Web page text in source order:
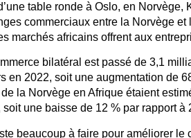
table ronde à Oslo, en
commerciaux entre la Norvège et
marchés africains offrent aux
bilatéral est passé de 3,1
en 2022, soit une augmentation de
de la Norvège en Afrique étaient
soit une baisse de 12 % par rapport à
beaucoup à faire pour améliorer le